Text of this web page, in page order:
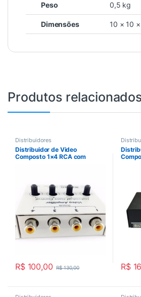
Peso 0,5 kg
Dimensões 10 × 10
Produtos
Distribuidores
Distribuidor de Video
Composto 1×4 RCA com
R$100,00 R$130,00 R$